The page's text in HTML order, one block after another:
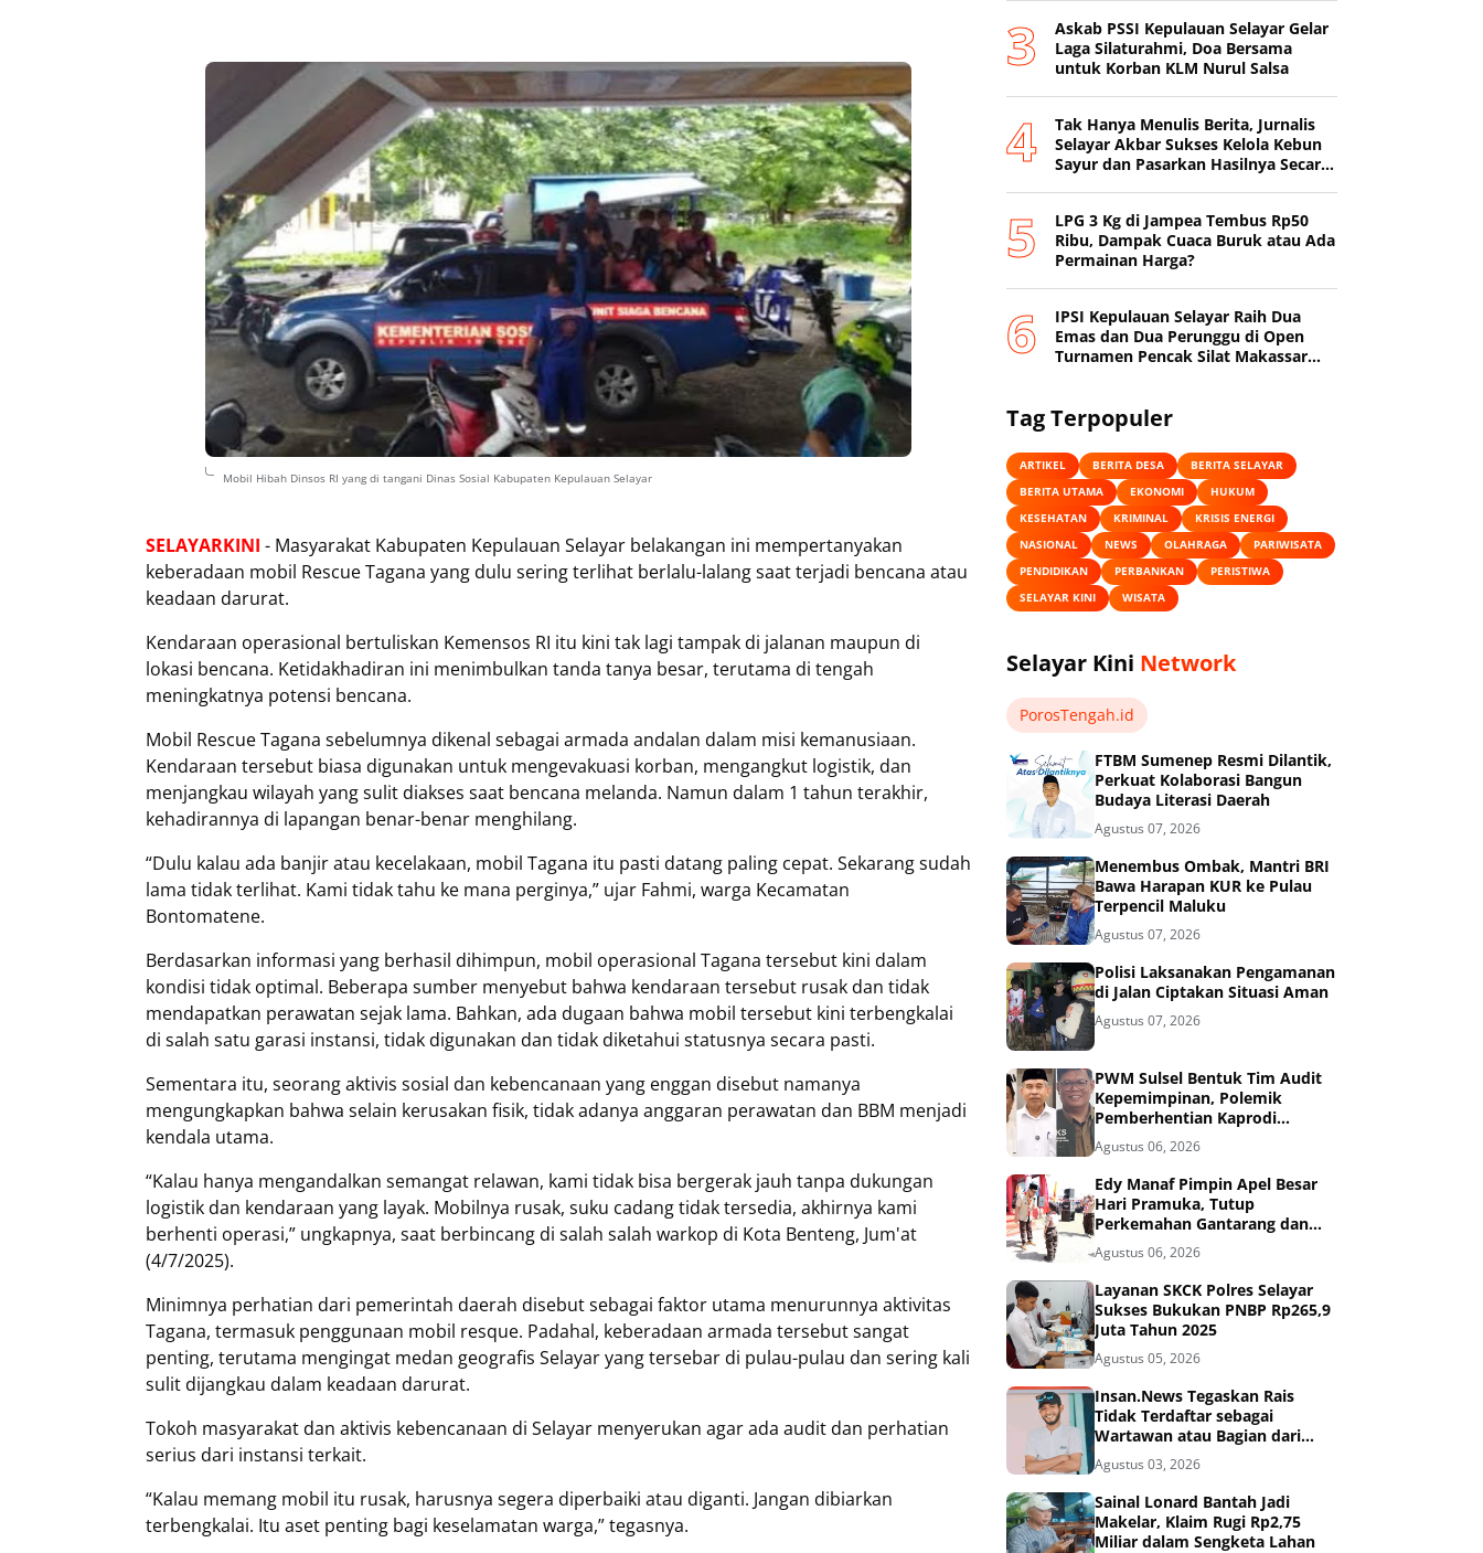
Mobil Hibah Dinsos RI yang di tangani Dinas Sosial Kabupaten Kepulauan Selayar
SELAYARKINI - Masyarakat Kabupaten Kepulauan Selayar belakangan ini mempertanyakan
keberadaan mobil Rescue Tagana yang dulu sering terlihat berlalu-lalang saat terjadi bencana atau
keadaan darurat.
Kendaraan operasional bertuliskan Kemensos RI itu kini tak lagi tampak di jalanan maupun di
lokasi bencana. Ketidakhadiran ini menimbulkan tanda tanya besar, terutama di tengah
meningkatnya potensi bencana.
Mobil Rescue Tagana sebelumnya dikenal sebagai armada andalan dalam misi kemanusiaan.
Kendaraan tersebut biasa digunakan untuk mengevakuasi korban, mengangkut logistik, dan
menjangkau wilayah yang sulit diakses saat bencana melanda. Namun dalam 1 tahun terakhir,
kehadirannya di lapangan benar-benar menghilang.
“Dulu kalau ada banjir atau kecelakaan, mobil Tagana itu pasti datang paling cepat. Sekarang sudah
lama tidak terlihat. Kami tidak tahu ke mana perginya,” ujar Fahmi, warga Kecamatan
Bontomatene.
Berdasarkan informasi yang berhasil dihimpun, mobil operasional Tagana tersebut kini dalam
kondisi tidak optimal. Beberapa sumber menyebut bahwa kendaraan tersebut rusak dan tidak
mendapatkan perawatan sejak lama. Bahkan, ada dugaan bahwa mobil tersebut kini terbengkalai
di salah satu garasi instansi, tidak digunakan dan tidak diketahui statusnya secara pasti.
Sementara itu, seorang aktivis sosial dan kebencanaan yang enggan disebut namanya
mengungkapkan bahwa selain kerusakan fisik, tidak adanya anggaran perawatan dan BBM menjadi
kendala utama.
“Kalau hanya mengandalkan semangat relawan, kami tidak bisa bergerak jauh tanpa dukungan
logistik dan kendaraan yang layak. Mobilnya rusak, suku cadang tidak tersedia, akhirnya kami
berhenti operasi,” ungkapnya, saat berbincang di salah salah warkop di Kota Benteng, Jum'at
(4/7/2025).
Minimnya perhatian dari pemerintah daerah disebut sebagai faktor utama menurunnya aktivitas
Tagana, termasuk penggunaan mobil resque. Padahal, keberadaan armada tersebut sangat
penting, terutama mengingat medan geografis Selayar yang tersebar di pulau-pulau dan sering kali
sulit dijangkau dalam keadaan darurat.
Tokoh masyarakat dan aktivis kebencanaan di Selayar menyerukan agar ada audit dan perhatian
serius dari instansi terkait.
“Kalau memang mobil itu rusak, harusnya segera diperbaiki atau diganti. Jangan dibiarkan
terbengkalai. Itu aset penting bagi keselamatan warga,” tegasnya.
‎Askab PSSI Kepulauan Selayar Gelar
Laga Silaturahmi, Doa Bersama
untuk Korban KLM Nurul Salsa
‎Tak Hanya Menulis Berita, Jurnalis
Selayar Akbar Sukses Kelola Kebun
Sayur dan Pasarkan Hasilnya Secara
‎LPG 3 Kg di Jampea Tembus Rp50
Ribu, Dampak Cuaca Buruk atau Ada
Permainan Harga? ‎
IPSI Kepulauan Selayar Raih Dua
Emas dan Dua Perunggu di Open
Turnamen Pencak Silat Makassar
Tag Terpopuler
ARTIKEL BERITA DESA
BERITA SELAYAR
BERITA UTAMA
EKONOMI
HUKUM
KESEHATAN
KRIMINAL
KRISIS ENERGI
NASIONAL
NEWS OLAHRAGA
PARIWISATA
PENDIDIKAN
PERBANKAN
PERISTIWA
SELAYAR KINI
WISATA
Selayar Kini Network
PorosTengah.id
FTBM Sumenep Resmi Dilantik,
Perkuat Kolaborasi Bangun
Budaya Literasi Daerah
Agustus 07, 2026
Menembus Ombak, Mantri BRI
Bawa Harapan KUR ke Pulau
Terpencil Maluku
Agustus 07, 2026
Polisi Laksanakan Pengamanan
di Jalan Ciptakan Situasi Aman
Agustus 07, 2026
PWM Sulsel Bentuk Tim Audit
Kepemimpinan, Polemik
Pemberhentian Kaprodi
Unmuh Barru Masuk Tahap
Penyelidikan
Agustus 06, 2026
Edy Manaf Pimpin Apel Besar
Hari Pramuka, Tutup
Perkemahan Gantarang dan
Lepas Kontingen Jamnas XII
2026
Agustus 06, 2026
Layanan SKCK Polres Selayar
Sukses Bukukan PNBP Rp265,9
Juta Tahun 2025
Agustus 05, 2026
Insan.News Tegaskan Rais
Tidak Terdaftar sebagai
Wartawan atau Bagian dari
Redaksi
Agustus 03, 2026
Sainal Lonard Bantah Jadi
Makelar, Klaim Rugi Rp2,75
Miliar dalam Sengketa Lahan